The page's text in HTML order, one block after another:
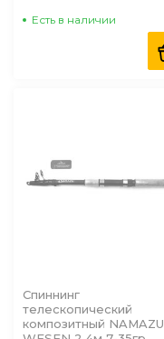
Есть в наличии
Спиннинг
телескопический
композитный NAMAZU